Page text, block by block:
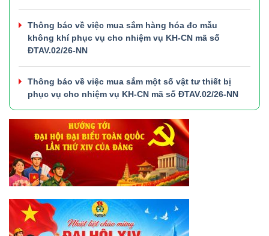
Thông báo về việc mua sắm hàng hóa đo mẫu
không khí phục vụ cho nhiệm vụ KH-CN mã số
ĐTAV.02/26-NN
Thông báo về việc mua sắm một số vật tư thiết bị
phục vụ cho nhiệm vụ KH-CN mã số ĐTAV.02/26-NN